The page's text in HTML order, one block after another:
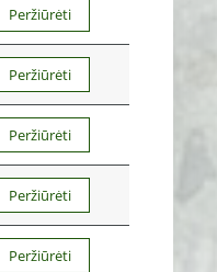
Peržiūrėti
Peržiūrėti
Peržiūrėti
Peržiūrėti
Peržiūrėti